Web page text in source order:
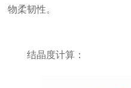
物柔韧性。
结晶度计算：